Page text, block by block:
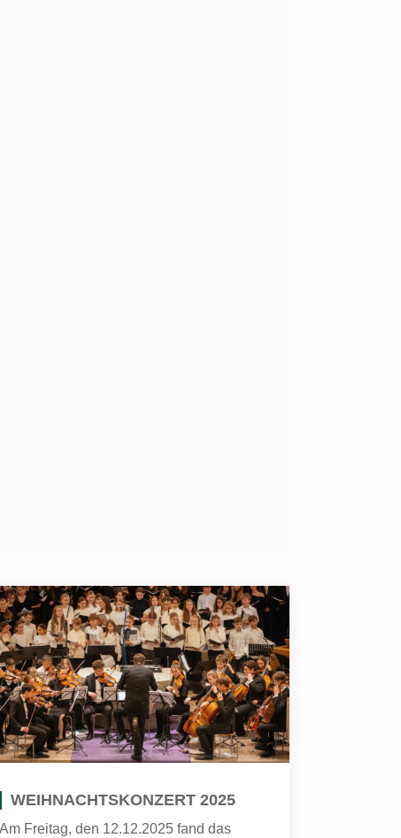
WEIHNACHTSKONZERT 2025
Am Freitag, den 12.12.2025 fand das